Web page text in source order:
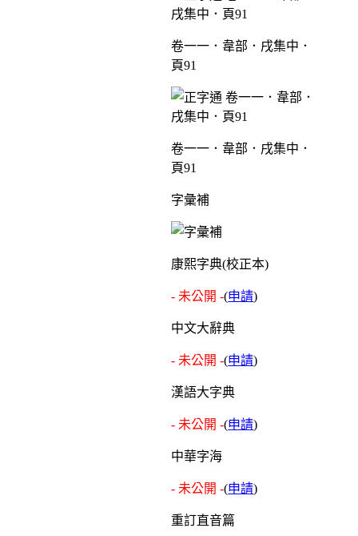
卷一一．韋部．戌集中．
頁91
卷一一．韋部．戌集中．
頁91
字彙補
康熙字典(校正本)
- 未公開 -(申請)
中文大辭典
- 未公開 -(申請)
漢語大字典
- 未公開 -(申請)
中華字海
- 未公開 -(申請)
重訂直音篇